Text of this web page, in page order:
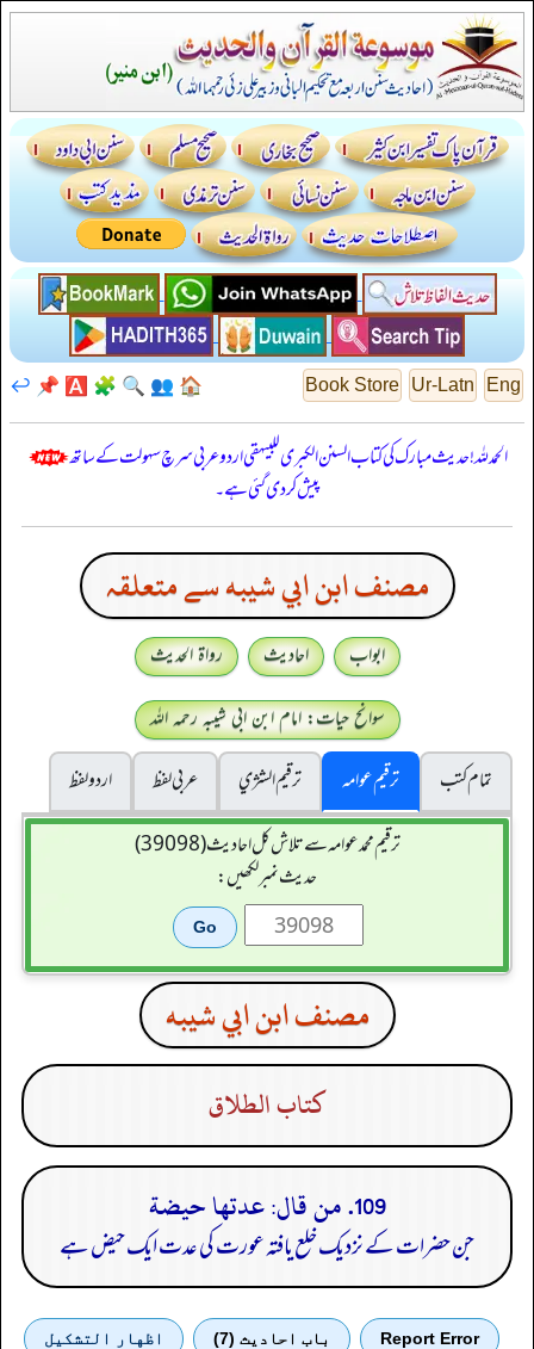
Eng
Ur-Latn
Book Store
🏠
👥
🔍
🧩
🅰️
📌
↩️
الحمدللہ! حدیث مبارک کی کتاب السنن الكبرى للبيهقي اردو عربی سرچ سہولت کے ساتھ
پیش کر دی گئی ہے۔
مصنف ابن ابي شيبه سے متعلقہ
ابواب احادیث
رواۃ الحدیث
سوانح حیات: امام ابن ابی شیبہ رحمہ اللہ
تمام کتب
ترقیم عوامہ ترقيم الشژي عربی لفظ
اردو لفظ
ترقیم محمدعوامہ سے تلاش کل احادیث (39098)
حدیث نمبر لکھیں:
مصنف ابن ابي شيبه
كتاب الطلاق
109. من قال: عدتها حيضة
جن حضرات کے نزدیک خلع یافتہ عورت کی عدت ایک حیض ہے
Report Error باب احادیث (7) اظهار التشكيل